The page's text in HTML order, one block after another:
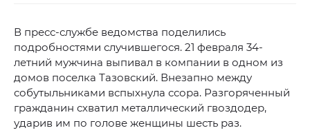
В пресс-службе ведомства поделились
подробностями случившегося. 21 февраля 34-
летний мужчина выпивал в компании в одном из
домов поселка Тазовский. Внезапно между
собутыльниками вспыхнула ссора. Разгоряченный
гражданин схватил металлический гвоздодер,
ударив им по голове женщины шесть раз.